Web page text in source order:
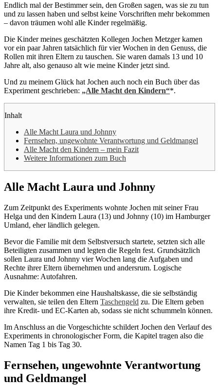
Endlich mal der Bestimmer sein, den Großen sagen, was sie zu tun
und zu lassen haben und selbst keine Vorschriften mehr bekommen
– davon träumen wohl alle Kinder regelmäßig.
Die Kinder meines geschätzten Kollegen Jochen Metzger kamen
vor ein paar Jahren tatsächlich für vier Wochen in den Genuss, die
Rollen mit ihren Eltern zu tauschen. Sie waren damals 13 und 10
Jahre alt, also genauso alt wie meine Kinder jetzt sind.
Und zu meinem Glück hat Jochen auch noch ein Buch über das
Experiment geschrieben: „Alle Macht den Kindern“*.
Inhalt
Alle Macht Laura und Johnny
Fernsehen, ungewohnte Verantwortung und Geldmangel
Alle Macht den Kindern – mein Fazit
Weitere Informationen zum Buch
Alle Macht Laura und Johnny
Zum Zeitpunkt des Experiments wohnte Jochen mit seiner Frau
Helga und den Kindern Laura (13) und Johnny (10) im Hamburger
Umland, eher ländlich gelegen.
Bevor die Familie mit dem Selbstversuch startete, setzten sich alle
Beteiligten zusammen und legten die Regeln fest. Grundsätzlich
sollen Laura und Johnny vier Wochen lang die Aufgaben und
Rechte ihrer Eltern übernehmen und andersrum. Logische
Ausnahme: Autofahren.
Die Kinder bekommen eine Haushaltskasse, die sie selbständig
verwalten, sie teilen den Eltern Taschengeld zu. Die Eltern geben
ihre Kredit- und EC-Karten ab, sodass sie nicht schummeln können.
Im Anschluss an die Vorgeschichte schildert Jochen den Verlauf des
Experiments in chronologischer Form, die Kapitel tragen also die
Namen Tag 1 bis Tag 30.
Fernsehen, ungewohnte Verantwortung
und Geldmangel